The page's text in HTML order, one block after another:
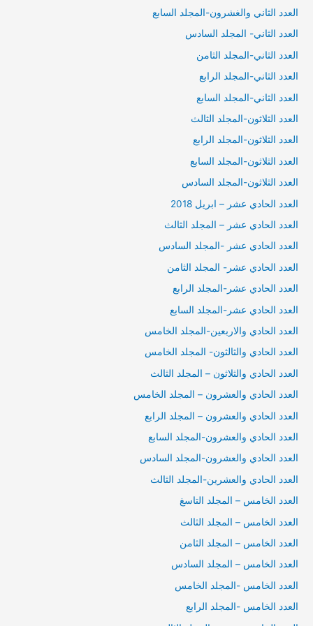
العدد الثاني والغشرون-المجلد السابع
العدد الثاني- المجلد السادس
العدد الثاني-المجلد الثامن
العدد الثاني-المجلد الرابع
العدد الثاني-المجلد السابع
العدد الثلاثون-المجلد الثالث
العدد الثلاثون-المجلد الرابع
العدد الثلاثون-المجلد السابع
العدد الثلاثون-المجلد السادس
العدد الحادي عشر – ابريل 2018
العدد الحادي عشر – المجلد الثالث
العدد الحادي عشر -المجلد السادس
العدد الحادي عشر- المجلد الثامن
العدد الحادي عشر-المجلد الرابع
العدد الحادي عشر-المجلد السابع
العدد الحادي والاربعين-المجلد الخامس
العدد الحادي والثالثون- المجلد الخامس
العدد الحادي والثلاثون – المجلد الثالث
العدد الحادي والعشرون – المجلد الخامس
العدد الحادي والعشرون – المجلد الرابع
العدد الحادي والعشرون-المجلد السابع
العدد الحادي والعشرون-المجلد السادس
العدد الحادي والعشرين-المجلد الثالث
العدد الخامس – المجلد التاسغ
العدد الخامس – المجلد الثالث
العدد الخامس – المجلد الثامن
العدد الخامس – المجلد السادس
العدد الخامس -المجلد الخامس
العدد الخامس -المجلد الرابع